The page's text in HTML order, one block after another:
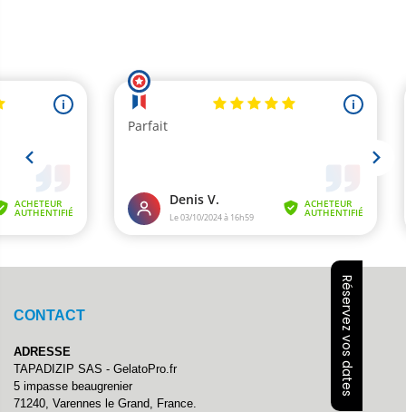
CONTACT
ADRESSE
TAPADIZIP SAS - GelatoPro.fr
5 impasse beaugrenier
71240, Varennes le Grand, France.
Réservez vos dates